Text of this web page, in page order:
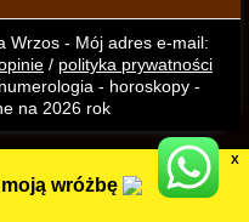
Wrzos - Mój adres e-mail:
/ polityka prywatności
- horoskopy -
na 2026 rok
X
wróżbę